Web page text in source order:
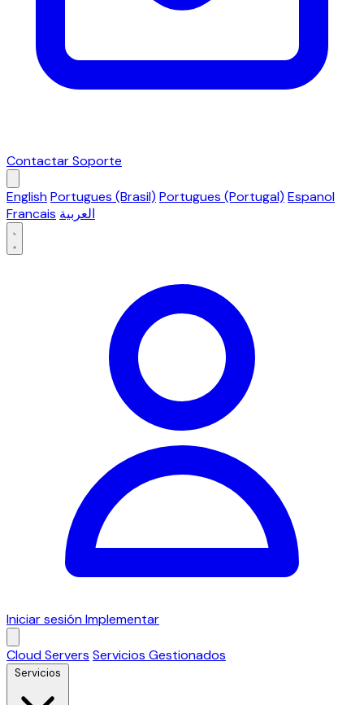
Contactar Soporte
EnglishPortugues (Brasil) Portugues (Portugal) Espanol
Francais العربية
Iniciar sesiónImplementar
Cloud Servers Servicios Gestionados
Servicios